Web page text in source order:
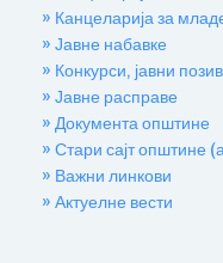
» Канцеларија за
» Јавне набавке
» Конкурси, јавни
» Јавне расправе
» Документа општине
» Стари сајт општине
» Важни линкови
» Актуелне вести